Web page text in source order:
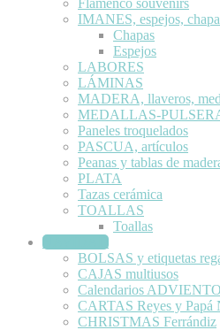
IMANES, espejos,
Chapas
Espejos
LABORES
LÁMINAS
MADERA, llaveros,
MEDALLAS-
Paneles troquelados
PASCUA, artículos
Peanas y tablas de
PLATA
Tazas cerámica
TOALLAS
Toallas
NAVIDAD
BOLSAS y etiquetas
CAJAS multiusos
Calendarios ADVIENTO
CARTAS Reyes y Papá
CHRISTMAS Ferrándiz